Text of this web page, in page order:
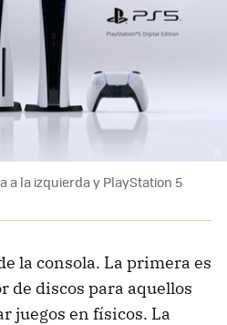
a la izquierda y PlayStation 5
la consola. La primera es
de discos para aquellos
juegos en físicos. La